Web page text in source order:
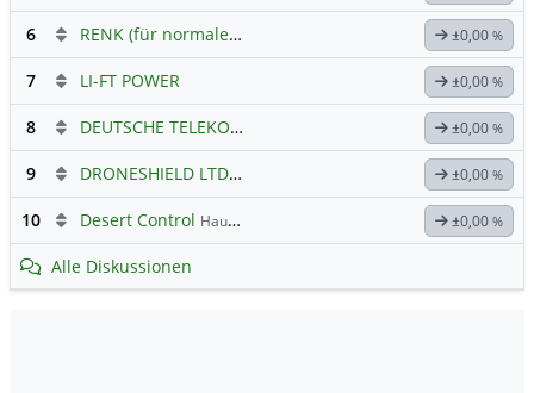
6 RENK (für normale, sachliche Kommunikation!) ±0,00 %
7 LI-FT POWER ±0,00 %
8 DEUTSCHE TELEKOM ±0,00 %
9 DRONESHIELD LTDHauptdiskussion ±0,00 %
10 Desert Control Hauptdiskussion ±0,00 %
Alle Diskussionen